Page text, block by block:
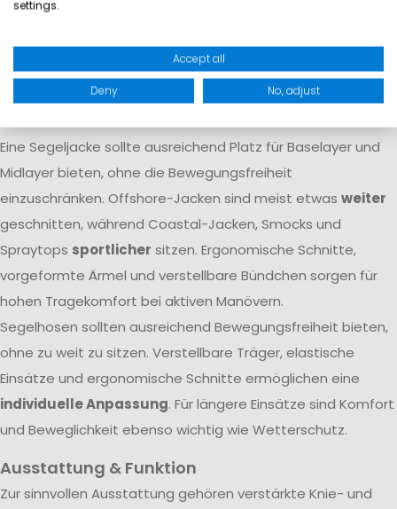
Atmungsaktivität dafür, dass Feuchtigkeit von innen nach
außen transportiert wird. Nur das Zusammenspiel beider
Eigenschaftengarantiert langfristigen Komfortauf dem
Eine Segeljacke sollte ausreichend Platz für Baselayer und
Midlayer bieten, ohne die Bewegungsfreiheit
einzuschränken. Offshore-Jacken sind meist etwas weiter
geschnitten, während Coastal-Jacken, Smocks und
Spraytops sportlicher sitzen. Ergonomische Schnitte,
vorgeformte Ärmel und verstellbare Bündchen sorgen für
hohen Tragekomfort bei aktiven Manövern.
Segelhosen sollten ausreichend Bewegungsfreiheit bieten,
ohne zu weit zu sitzen. Verstellbare Träger, elastische
Einsätze und ergonomische Schnitte ermöglichen eine
individuelle Anpassung. Für längere Einsätze sind Komfort
und Beweglichkeit ebenso wichtig wie Wetterschutz.
Ausstattung & Funktion
Zur sinnvollen Ausstattung gehören verstärkte Knie- und
settings.
Accept all
Deny No, adjust